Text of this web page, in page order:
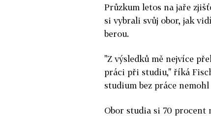
Průzkum letos na jaře
si vybrali svůj obor, jak
berou.
"Z výsledků mě nejvíce
práci při studiu," říká
studium bez práce
Obor studia si 70 procent